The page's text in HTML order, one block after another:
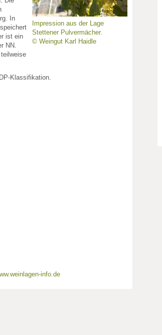
Impression aus der Lage
Stettener Pulvermächer.
© Weingut Karl Haidle
In
ist ein
NN.
Klassifikation.
info.de